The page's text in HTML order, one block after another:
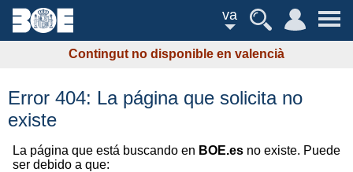
va
Contingut no disponible en valencià
Error 404: La página que solicita no
existe
La página que está buscando en BOE.es no existe. Puede
ser debido a que: